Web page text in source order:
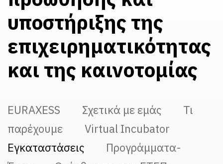
υποστήριξης της
επιχειρηματικότητας
και της καινοτομίας
EURAXESS Σχετικά με εμάς
Τι
παρέχουμε
Virtual Incubator
Εγκαταστάσεις
Προγράμματα-